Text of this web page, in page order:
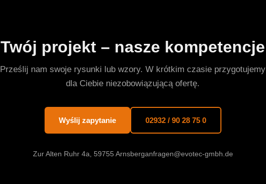
Twój projekt – nasze kompetencje
Prześlij nam swoje rysunki lub wzory. W krótkim czasie przygotujemy
dla Ciebie niezobowiązującą ofertę.
Wyślij zapytanie 02932 / 90 28 75 0
Zur Alten Ruhr 4a, 59755 Arnsberganfragen@evotec-gmbh.de